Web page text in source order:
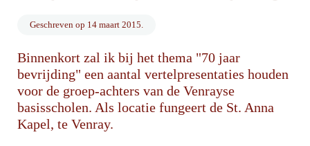
Geschreven op 14 maart 2015.
Binnenkort zal ik bij het thema "70 jaar
bevrijding" een aantal vertelpresentaties houden
voor de groep-achters van de Venrayse
basisscholen. Als locatie fungeert de St. Anna
Kapel, te Venray.